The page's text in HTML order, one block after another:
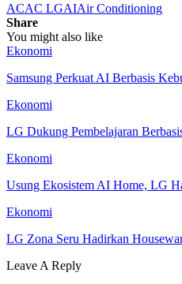
ACAC LGAIAir Conditioning
Share
You might also like
Ekonomi
Samsung Perkuat AI Berbasis
Ekonomi
LG Dukung Pembelajaran
Ekonomi
Usung Ekosistem AI Home, LG
Ekonomi
LG Zona Seru Hadirkan
Leave A Reply